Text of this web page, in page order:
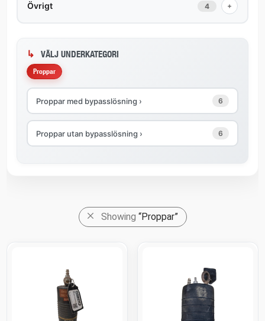
Övrigt 4 +
VÄLJ UNDERKATEGORI
Proppar
Proppar med bypasslösning › 6
Proppar utan bypasslösning › 6
Showing “Proppar”